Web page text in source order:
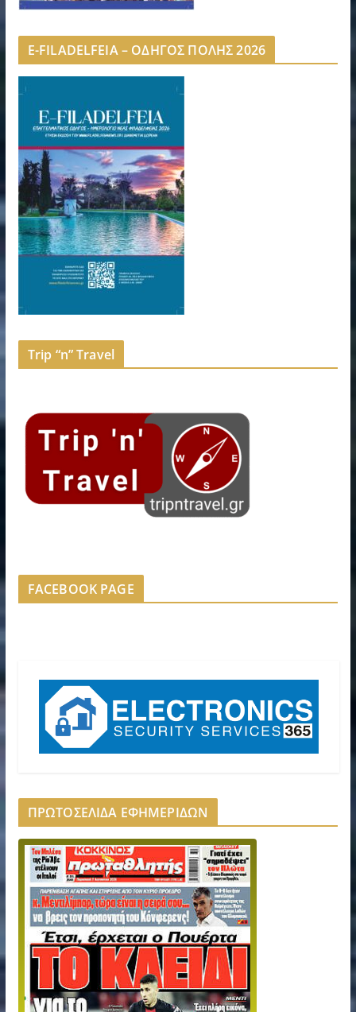
E-FILADELFEIA – ΟΔΗΓΟΣ ΠΟΛΗΣ 2026
Trip “n” Travel
FACEBOOK PAGE
ΠΡΩΤΟΣΕΛΙΔΑ ΕΦΗΜΕΡΙΔΩΝ